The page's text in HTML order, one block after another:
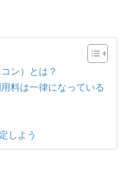
ン）とは？
料は一律になっている
しよう